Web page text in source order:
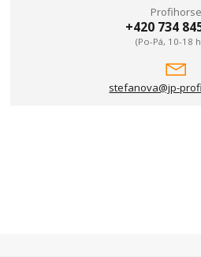
Profihorse
+420 734
(Po-Pá, 10-18
stefanova@jp-